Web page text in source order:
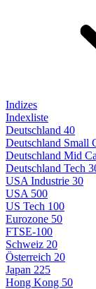
Indizes
Indexliste
Deutschland 40
Deutschland Small
Deutschland Mid
Deutschland Tech
USA Industrie 30
USA 500
US Tech 100
Eurozone 50
FTSE-100
Schweiz 20
Österreich 20
Japan 225
Hong Kong 50